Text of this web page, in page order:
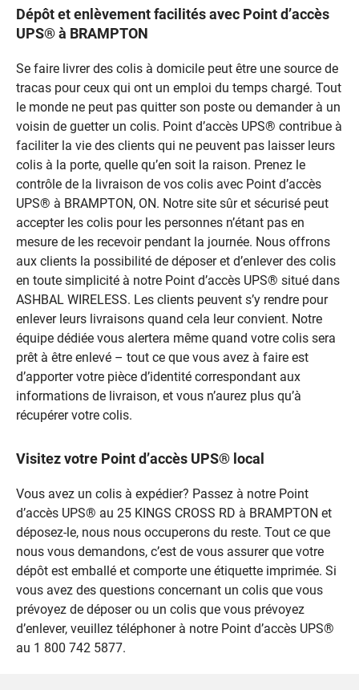
Dépôt et enlèvement facilités avec Point d’accès
UPS® à BRAMPTON
Se faire livrer des colis à domicile peut être une source de
tracas pour ceux qui ont un emploi du temps chargé. Tout
le monde ne peut pas quitter son poste ou demander à un
voisin de guetter un colis. Point d’accès UPS® contribue à
faciliter la vie des clients qui ne peuvent pas laisser leurs
colis à la porte, quelle qu’en soit la raison. Prenez le
contrôle de la livraison de vos colis avec Point d’accès
UPS® à BRAMPTON, ON. Notre site sûr et sécurisé peut
accepter les colis pour les personnes n’étant pas en
mesure de les recevoir pendant la journée. Nous offrons
aux clients la possibilité de déposer et d’enlever des colis
en toute simplicité à notre Point d’accès UPS® situé dans
ASHBAL WIRELESS. Les clients peuvent s’y rendre pour
enlever leurs livraisons quand cela leur convient. Notre
équipe dédiée vous alertera même quand votre colis sera
prêt à être enlevé – tout ce que vous avez à faire est
d’apporter votre pièce d’identité correspondant aux
informations de livraison, et vous n’aurez plus qu’à
récupérer votre colis.
Visitez votre Point d’accès UPS® local
Vous avez un colis à expédier? Passez à notre Point
d’accès UPS® au 25 KINGS CROSS RD à BRAMPTON et
déposez-le, nous nous occuperons du reste. Tout ce que
nous vous demandons, c’est de vous assurer que votre
dépôt est emballé et comporte une étiquette imprimée. Si
vous avez des questions concernant un colis que vous
prévoyez de déposer ou un colis que vous prévoyez
d’enlever, veuillez téléphoner à notre Point d’accès UPS®
au 1 800 742 5877.